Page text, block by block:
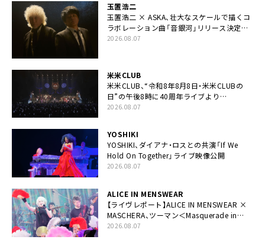
玉置浩二
玉置浩二 × ASKA、壮大なスケールで描くコ
ラボレーション曲「音銀河」リリース決定。
カップリングには新曲「命の宿り」収録も
2026.08.07
米米CLUB
米米CLUB、“令和8年8月8日・米米CLUBの
日”の午後8時に40周年ライブより
「FANtachy medley」を88年限定公開
2026.08.07
YOSHIKI
YOSHIKI、ダイアナ・ロスとの共演「If We
Hold On Together」ライブ映像公開
2026.08.07
ALICE IN MENSWEAR
【ライヴレポート】ALICE IN MENSWEAR ×
MASCHERA、ツーマン＜Masquerade in
Wonderland＞に一夜限り豪華共演と14年
2026.08.07